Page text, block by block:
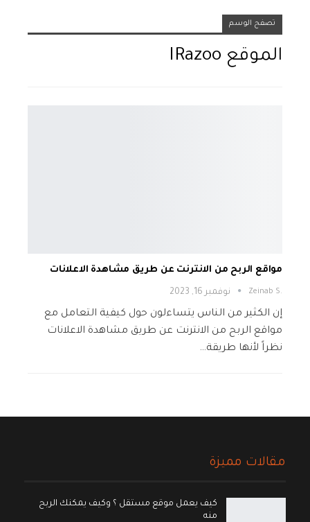
تصفح الوسم
الموقع IRazoo
مواقع الربح من الانترنت عن طريق مشاهدة الاعلانات
.Zeinab S نوفمبر 16, 2023
إن الكثير من الناس يتساءلون حول كيفية التعامل مع
مواقع الربح من الانترنت عن طريق مشاهدة الاعلانات
نظراً لأنها طريقة…
مقالات مميزة
كيف يعمل موقع مستقل ؟ وكيف يمكنك الربح
منه